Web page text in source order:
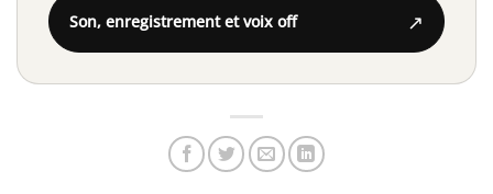
Son, enregistrement et voix off ↗